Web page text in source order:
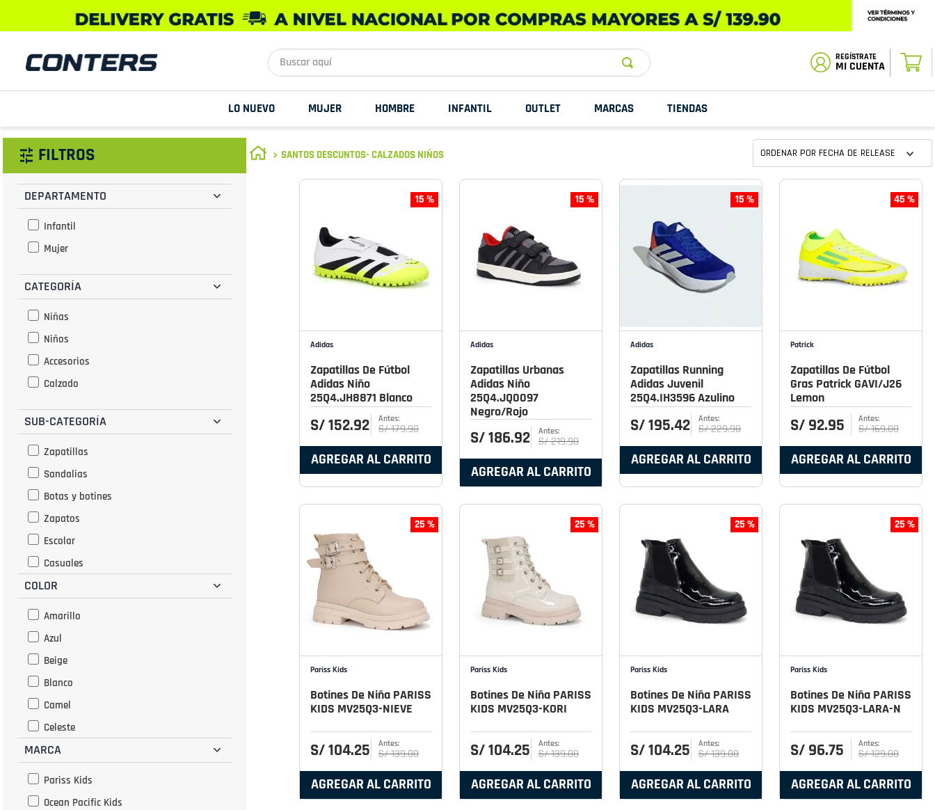
Buscar aquí
MI CUENTA
LO NUEVO MUJER HOMBRE INFANTIL OUTLET MARCAS TIENDAS
FILTROS
DEPARTAMENTO
Infantil
Mujer
CATEGORÍA
Niñas
Niños
Accesorios
Calzado
SUB-CATEGORÍA
Zapatillas
Sandalias
Botas y botines
Zapatos
Escolar
Casuales
Flip flop
COLOR
Amarillo
Azul
Beige
Blanco
Camel
Celeste
Cobre
MARCA
Pariss Kids
Ocean Pacific Kids
SANTOS DESCUNTOS- CALZADOS NIÑOS ORDENAR POR FECHA DE RELEASE
15 %
Adidas
Zapatillas De Fútbol
Adidas Niño
25Q4.JH8871 Blanco
S/152.92 S/179.90
AGREGAR AL CARRITO
15 %
Adidas
Zapatillas Urbanas
Adidas Niño
25Q4.JQ0097
Negro/Rojo
S/186.92 S/219.90
AGREGAR AL CARRITO
15 %
Adidas
Zapatillas Running
Adidas Juvenil
25Q4.IH3596 Azulino
S/195.42 S/229.90
AGREGAR AL CARRITO
45 %
Patrick
Zapatillas De Fútbol
Gras Patrick GAVI/J26
Lemon
S/ 92.95 S/169.00
AGREGAR AL CARRITO
25 %
Pariss Kids
Botines De Niña PARISS
KIDS MV25Q3-NIEVE
S/104.25 S/139.00
AGREGAR AL CARRITO
25 %
Pariss Kids
Botines De Niña PARISS
KIDS MV25Q3-KORI
S/104.25 S/139.00
AGREGAR AL CARRITO
25 %
Pariss Kids
Botines De Niña PARISS
KIDS MV25Q3-LARA
S/104.25 S/139.00
AGREGAR AL CARRITO
25 %
Pariss Kids
Botines De Niña PARISS
KIDS MV25Q3-LARA-N
S/ 96.75 S/129.00
AGREGAR AL CARRITO